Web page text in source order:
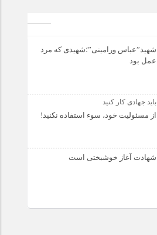
شهید”عباس ورامینی”؛شهیدی که مرد
عمل بود
باید جهادی کار کنید
از مسئولیت خود، سوء استفاده نکنید!
شهادت آغاز خوشبختی است